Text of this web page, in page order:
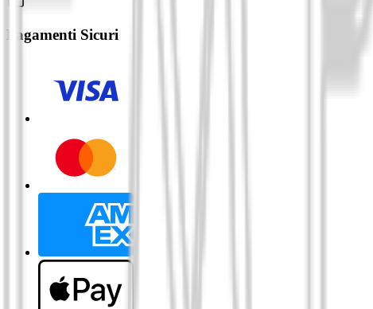
Pagamenti Sicuri